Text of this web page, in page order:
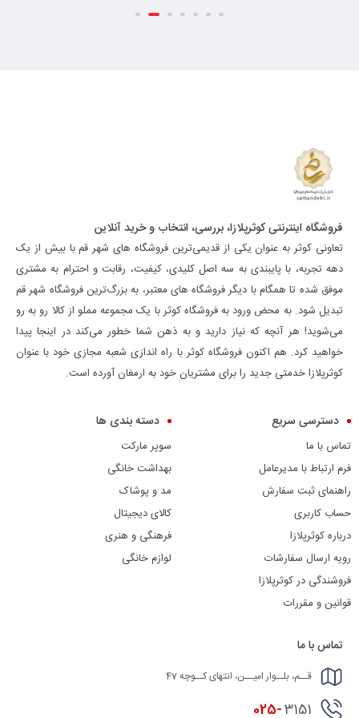
فروشگاه اینترنتی کوثرپلازا، بررسی، انتخاب و خرید آنلاین
تعاونی کوثر به عنوان یکی از قدیمی‌ترین فروشگاه های شهر قم با بیش از یک
دهه تجربه، با پایبندی به سه اصل کلیدی، کیفیت، رقابت و احترام به مشتری
موفق شده تا همگام با دیگر فروشگاه های معتبر، به بزرگ‌ترین فروشگاه شهر قم
تبدیل شود. به محض ورود به فروشگاه کوثر با یک مجموعه مملو از کالا رو به رو
می‌شوید! هر آنچه که نیاز دارید و به ذهن شما خطور می‌کند در اینجا پیدا
خواهید کرد. هم اکنون فروشگاه کوثر با راه اندازی شعبه مجازی خود با عنوان
کوثرپلازا خدمتی جدید را برای مشتریان خود به ارمغان آورده است.
دسترسی سریع
تماس با ما
فرم ارتباط با مدیرعامل
راهنمای ثبت سفارش
حساب کاربری
درباره کوثرپلازا
رویه ارسال سفارشات
فروشندگی در کوثرپلازا
قوانین و مقررات
دسته بندی ها
سوپر مارکت
بهداشت خانگی
مد و پوشاک
کالای دیجیتال
فرهنگی و هنری
لوازم خانگی
تماس با ما
قــم، بلــوار امیــن، انتهای کــوچه 47
025-3151